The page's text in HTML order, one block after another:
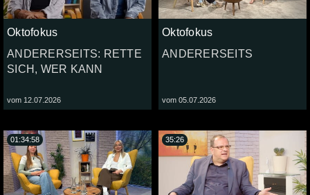
Oktofokus
ANDERERSEITS: RETTE
SICH, WER KANN
vom 12.07.2026
Oktofokus
ANDERERSEITS
vom 05.07.2026
01:34:58 35:26